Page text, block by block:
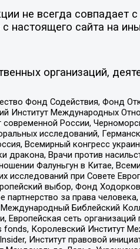
не всегда совпадает
настоящего сайта на
организаций,
Фонд Содействия, Фонд
Международных
России,
исследований,
Всемирный конгресс
Врачи против
Фалуньгун в Китае,
исследований при Совете
выбор, Фонд
за права человека,
Библейский
Европейская сеть
Королевский
Институт правовой